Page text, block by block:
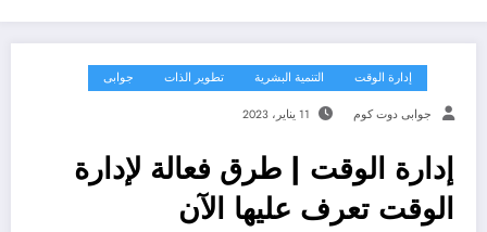
إدارة الوقت التنمية البشرية تطوير الذات جوابى
جوابى دوت كوم 11 يناير، 2023
إدارة الوقت | طرق فعالة لإدارة
الوقت تعرف عليها الآن